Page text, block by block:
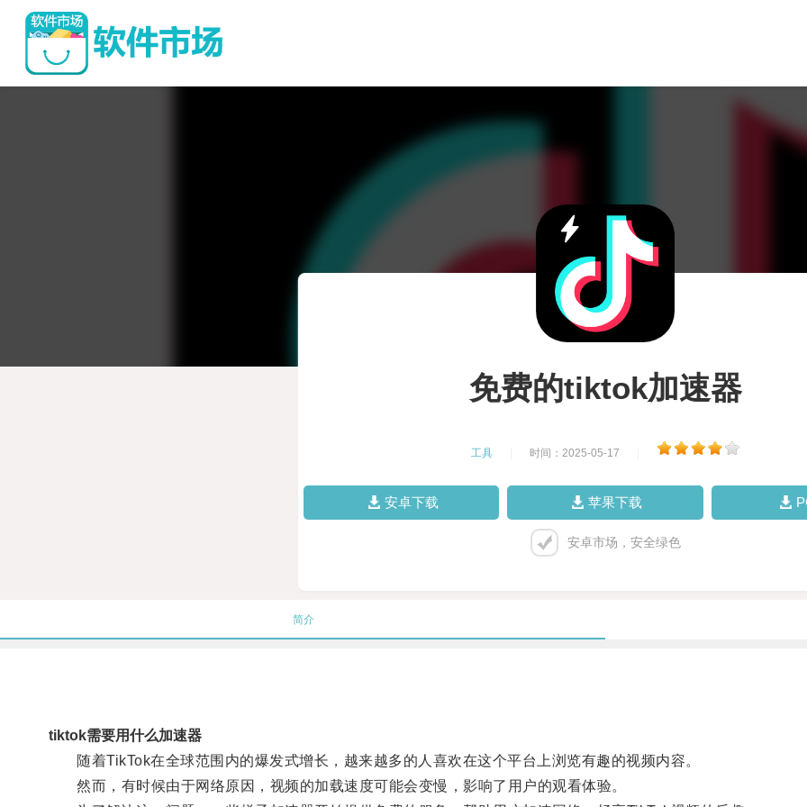
免费的tiktok加速器
工具 时间：2025-05-17
安卓下载 苹果下载
安卓市场，安全绿色
简介
tiktok需要用什么加速器
随着TikTok在全球范围内的爆发式增长，越来越多的人喜欢在这个平台上浏览有趣的视频内容。
然而，有时候由于网络原因，视频的加载速度可能会变慢，影响了用户的观看体验。